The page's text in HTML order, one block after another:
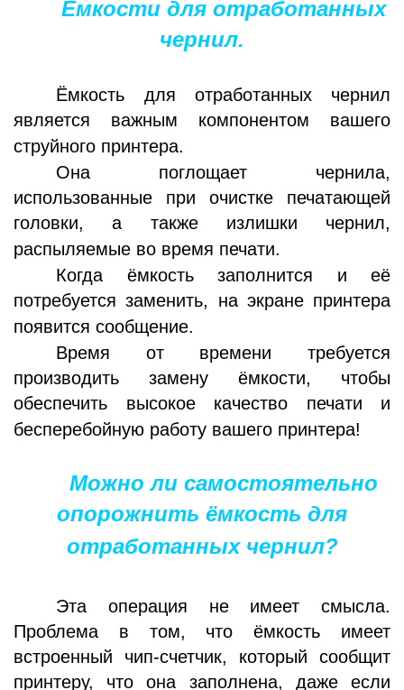
Ёмкости для отработанных
чернил.
Ёмкость для отработанных чернил
является важным компонентом вашего
струйного принтера.
Она поглощает чернила,
использованные при очистке печатающей
головки, а также излишки чернил,
распыляемые во время печати.
Когда ёмкость заполнится и её
потребуется заменить, на экране принтера
появится сообщение.
Время от времени требуется
производить замену ёмкости, чтобы
обеспечить высокое качество печати и
бесперебойную работу вашего принтера!
Можно ли самостоятельно
опорожнить ёмкость для
отработанных чернил?
Эта операция не имеет смысла.
Проблема в том, что ёмкость имеет
встроенный чип-счетчик, который сообщит
принтеру, что она заполнена, даже если